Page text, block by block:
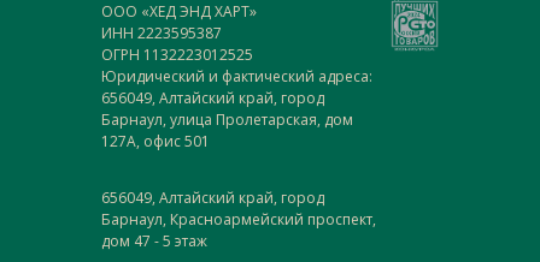
ООО «ХЕД ЭНД ХАРТ»
ИНН 2223595387
ОГРН 1132223012525
Юридический и фактический адреса:
656049, Алтайский край, город
Барнаул, улица Пролетарская, дом
127А, офис 501
656049, Алтайский край, город
Барнаул, Красноармейский проспект,
дом 47 - 5 этаж